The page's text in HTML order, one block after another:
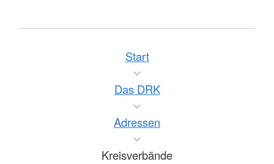
Start
Das DRK
Adressen
Kreisverbände